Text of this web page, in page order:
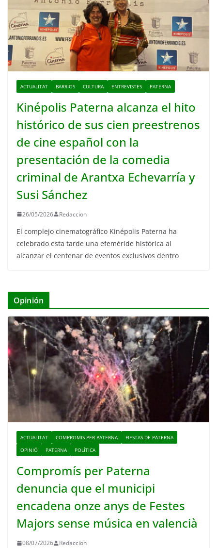
ACTUALITAT BARRIOS CULTURA ENTREVISTES PATERNA
Kinépolis Paterna alcanza el hito
histórico de sus cien preestrenos
de cine español con la
presentación de la comedia
criminal de Arantxa Echevarría y
Susi Sánchez
26/05/2026 Redaccion
El complejo cinematográfico Kinépolis Paterna ha
celebrado esta tarde una efeméride histórica al
alcanzar el centenar de eventos exclusivos dentro
Opinión
ACTUALITAT COMPROMIS PER PATERNA
FIESTAS DE PATERNA
OPINIÓ
PATERNA POLÍTICA
Compromís per Paterna
denuncia que el municipi
encadena onze anys de Festes
Majors sense música en valencià
08/07/2026 Redaccion